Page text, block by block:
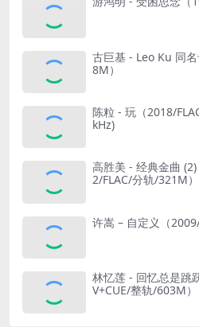
古巨基 - Leo Ku 同
8M）
陈粒 - 玩（2018/
kHz)
高胜美 - 经典金曲
2/FLAC/分轨/321M）
许嵩 – 自定义（
林忆莲 - 回忆总是跳
V+CUE/整轨/603M）